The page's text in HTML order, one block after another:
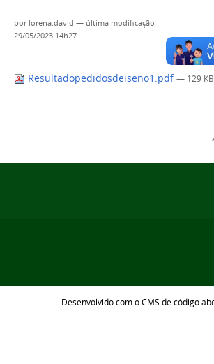
por lorena.david — última modificação
29/05/2023 14h27
Resultadopedidosdeiseno1.pdf — 129 KB
Desenvolvido com o CMS de código